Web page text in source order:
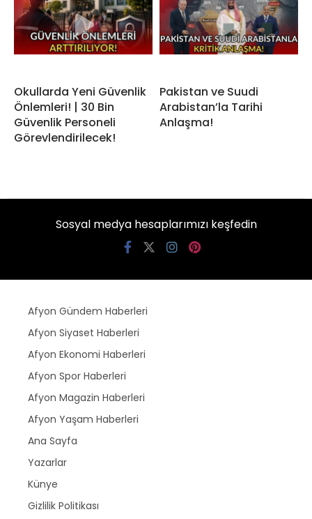
Okullarda Yeni Güvenlik
Önlemleri! | 30 Bin
Güvenlik Personeli
Görevlendirilecek!
Pakistan ve Suudi
Arabistan’la Tarihi
Anlaşma!
Sosyal medya hesaplarımızı keşfedin
Afyon Gündem Haberleri
Afyon Siyaset Haberleri
Afyon Ekonomi Haberleri
Afyon Spor Haberleri
Afyon Magazin Haberleri
Afyon Yaşam Haberleri
Ana Sayfa
Yazarlar
Künye
Gizlilik Politikası